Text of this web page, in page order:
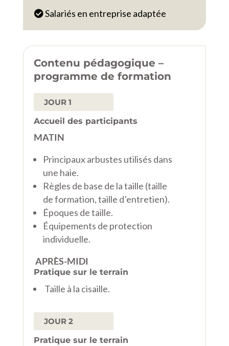
Salariés en entreprise adaptée
Contenu pédagogique –
programme de formation
JOUR 1
Accueil des participants
MATIN
Principaux arbustes utilisés dans
une haie.
Règles de base de la taille (taille
de formation, taille d’entretien).
Époques de taille.
Équipements de protection
individuelle.
APRÈS-MIDI
Pratique sur le terrain
Taille à la cisaille.
JOUR 2
Pratique sur le terrain